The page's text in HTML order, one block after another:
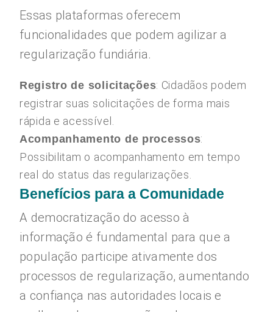
Essas plataformas oferecem
funcionalidades que podem agilizar a
regularização fundiária.
Registro de solicitações: Cidadãos podem
registrar suas solicitações de forma mais
rápida e acessível.
Acompanhamento de processos:
Possibilitam o acompanhamento em tempo
real do status das regularizações.
Benefícios para a Comunidade
A democratização do acesso à
informação é fundamental para que a
população participe ativamente dos
processos de regularização, aumentando
a confiança nas autoridades locais e